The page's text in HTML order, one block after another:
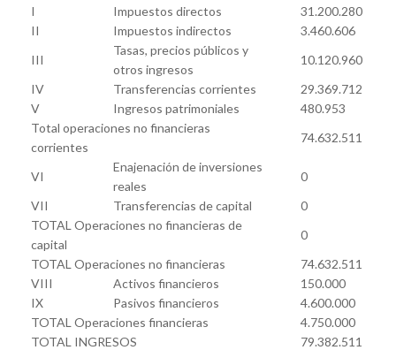
I
Impuestos directos
31.200.280
II
Impuestos indirectos
3.460.606
III
Tasas, precios públicos y
otros ingresos
10.120.960
IV
Transferencias corrientes
29.369.712
V
Ingresos patrimoniales
480.953
Total operaciones no financieras
corrientes
74.632.511
VI
Enajenación de inversiones
reales
0
VII
Transferencias de capital
0
TOTAL Operaciones no financieras de
capital
0
TOTAL Operaciones no financieras
74.632.511
VIII
Activos financieros
150.000
IX
Pasivos financieros
4.600.000
TOTAL Operaciones financieras
4.750.000
TOTAL INGRESOS
79.382.511